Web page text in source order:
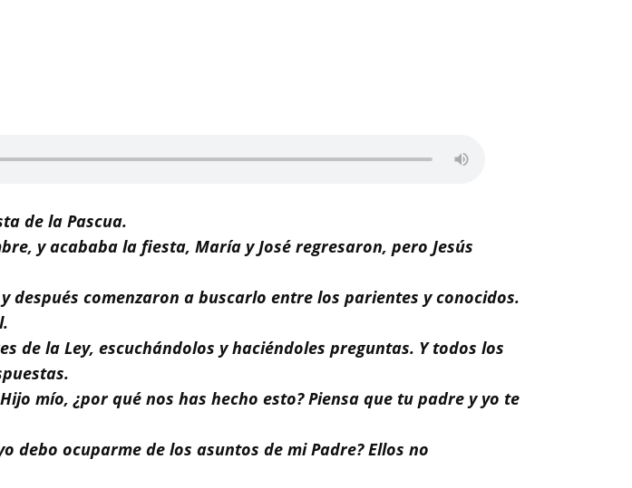
de la Pascua.
y acababa la fiesta, María y José regresaron, pero Jesús
comenzaron a buscarlo entre los parientes y conocidos.
de la Ley, escuchándolos y haciéndoles preguntas. Y todos los
mío, ¿por qué nos has hecho esto? Piensa que tu padre y yo te
debo ocuparme de los asuntos de mi Padre? Ellos no